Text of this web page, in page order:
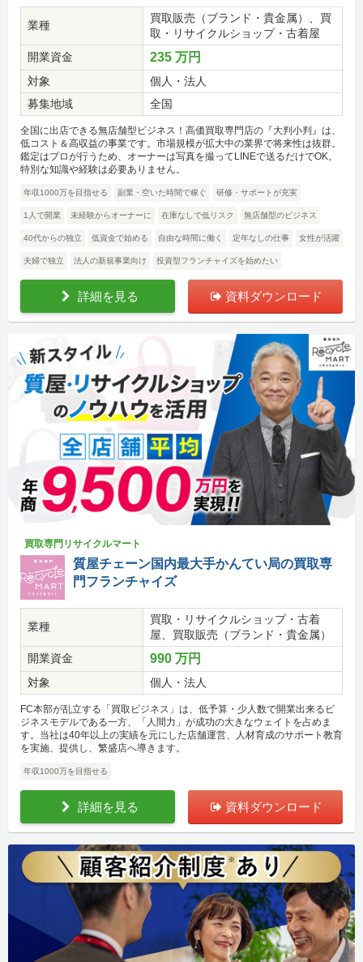
業種
買取販売（ブランド・貴金属）、買
取・リサイクルショップ・古着屋
開業資金
235 万円
対象
個人・法人
募集地域
全国
全国に出店できる無店舗型ビジネス！高価買取専門店の『大判小判』は、
低コスト＆高収益の事業です。市場規模が拡大中の業界で将来性は抜群。
鑑定はプロが行うため、オーナーは写真を撮ってLINEで送るだけでOK。
特別な知識や経験は必要ありません。
年収1000万を目指せる 副業・空いた時間で稼ぐ 研修・サポートが充実
1人で開業 未経験からオーナーに 在庫なしで低リスク 無店舗型のビジネス
40代からの独立 低資金で始める 自由な時間に働く 定年なしの仕事 女性が活躍
夫婦で独立 法人の新規事業向け 投資型フランチャイズを始めたい
詳細を見る 資料ダウンロード
買取専門リサイクルマート
質屋チェーン国内最大手かんてい局の買取専
門フランチャイズ
業種
買取・リサイクルショップ・古着
屋、買取販売（ブランド・貴金属）
開業資金
990 万円
対象 個人・法人
FC本部が乱立する「買取ビジネス」は、低予算・少人数で開業出来るビ
ジネスモデルである一方、「人間力」が成功の大きなウェイトを占めま
す。当社は40年以上の実績を元にした店舗運営、人材育成のサポート教育
を実施、提供し、繁盛店へ導きます。
年収1000万を目指せる
詳細を見る 資料ダウンロード